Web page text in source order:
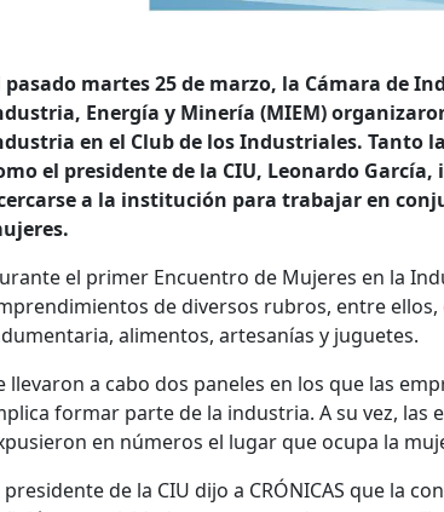
pasado martes 25 de marzo, la Cámara de
Energía y Minería (MIEM)
en el Club de los Industriales. Tanto
el presidente de la CIU, Leonardo
a la institución para trabajar en
el primer Encuentro de Mujeres en la
de diversos rubros, entre
alimentos, artesanías y juguetes.
llevaron a cabo dos paneles en los que las
formar parte de la industria. A su vez, las
en números el lugar que ocupa la
presidente de la CIU dijo a CRÓNICAS que la